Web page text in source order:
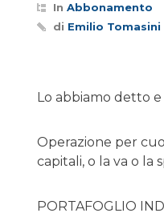
In Abbonamento
di Emilio Tomasini
Lo abbiamo detto
Operazione per
capitali, o la va o la
PORTAFOGLIO